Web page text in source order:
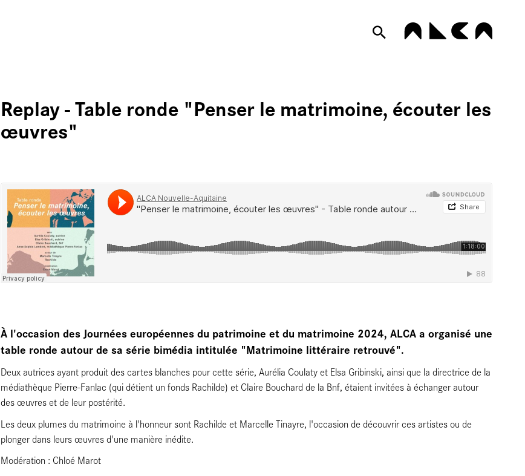
Replay - Table ronde "Penser le matrimoine, écouter les
œuvres"
À l'occasion des Journées européennes du patrimoine et du matrimoine 2024, ALCA a organisé une
table ronde autour de sa série bimédia intitulée "Matrimoine littéraire retrouvé".
Deux autrices ayant produit des cartes blanches pour cette série, Aurélia Coulaty et Elsa Gribinski, ainsi que la directrice de la
médiathèque Pierre-Fanlac (qui détient un fonds Rachilde) et Claire Bouchard de la Bnf, étaient invitées à échanger autour
des œuvres et de leur postérité.
Les deux plumes du matrimoine à l'honneur sont Rachilde et Marcelle Tinayre, l'occasion de découvrir ces artistes ou de
plonger dans leurs œuvres d'une manière inédite.
Modération : Chloé Marot
LES PLUMES DE
ÉCLAIRAGES
ARCHIVES